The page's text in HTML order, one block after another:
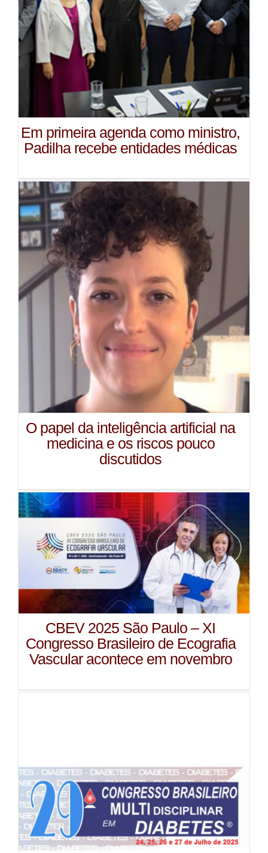
Em primeira agenda como ministro,
Padilha recebe entidades médicas
O papel da inteligência artificial na
medicina e os riscos pouco
discutidos
CBEV 2025 São Paulo – XI
Congresso Brasileiro de Ecografia
Vascular acontece em novembro